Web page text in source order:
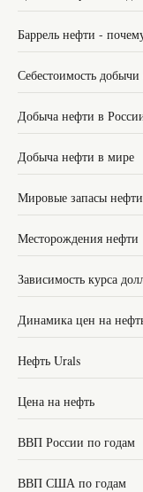
Баррель нефти -
Себестоимость
Добыча нефти в
Добыча нефти в мире
Мировые запасы нефти
Месторождения нефти
Зависимость курса
Динамика цен на
Нефть Urals
Цена на нефть
ВВП России по годам
ВВП США по годам